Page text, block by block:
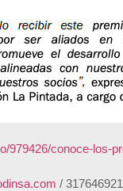
979426/conoce-los-
/